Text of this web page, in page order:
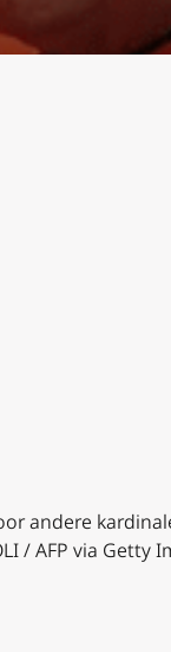
andere
/ AFP via Getty